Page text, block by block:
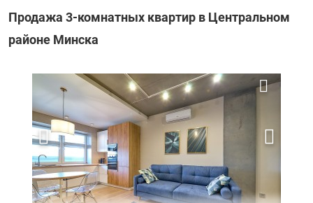
Продажа 3-комнатных квартир в Центральном
районе Минска